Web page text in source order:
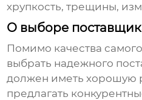
хрупкость, трещины,
О выборе
Помимо качества самого
выбрать надежного
должен иметь хорошую
предлагать